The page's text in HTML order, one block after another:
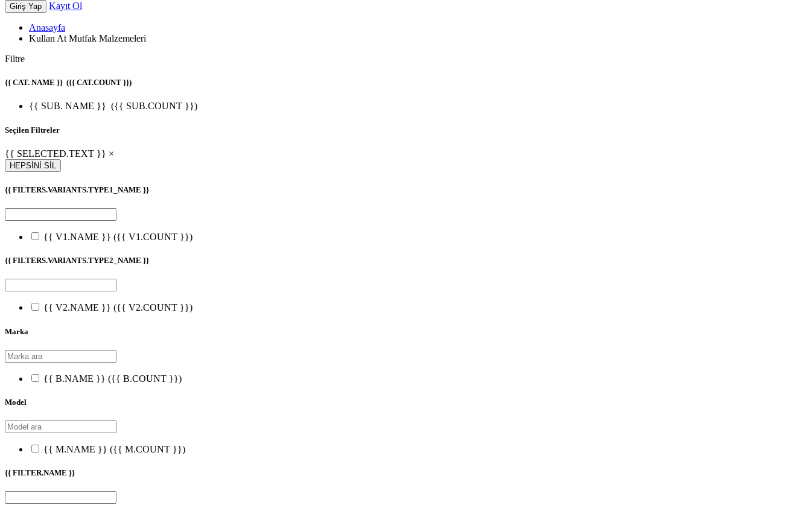
Giriş Yap Kayıt Ol
Anasayfa
Kullan At Mutfak Malzemeleri
Filtre
{{ CAT. NAME }} ({{ CAT.COUNT }})
{{ SUB. NAME }} ({{ SUB.COUNT }})
Seçilen Filtreler
{{ SELECTED.TEXT }} ×
HEPSİNİ SİL
{{ FILTERS.VARIANTS.TYPE1_NAME }}
{{ V1.NAME }} ({{ V1.COUNT }})
{{ FILTERS.VARIANTS.TYPE2_NAME }}
{{ V2.NAME }} ({{ V2.COUNT }})
Marka
{{ B.NAME }} ({{ B.COUNT }})
Model
{{ M.NAME }} ({{ M.COUNT }})
{{ FILTER.NAME }}